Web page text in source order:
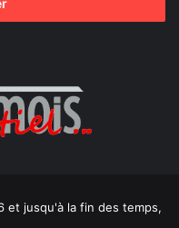
et jusqu'à la fin des temps,